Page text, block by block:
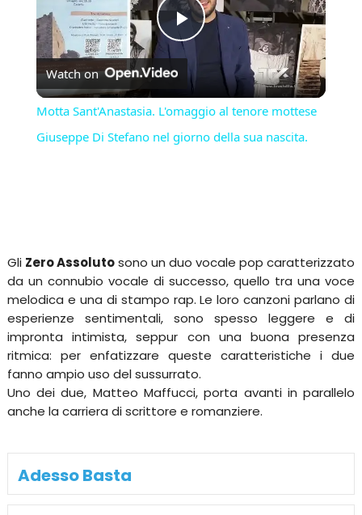
Play
Video
Watch on
Motta Sant'Anastasia. L'omaggio al tenore mottese
Giuseppe Di Stefano nel giorno della sua nascita.
Gli Zero Assolutosono un duo vocale pop caratterizzato
da un connubio vocale di successo, quello tra una voce
melodica e una di stampo rap. Le loro canzoni parlano di
esperienze sentimentali, sono spesso leggere e di
impronta intimista, seppur con una buona presenza
ritmica: per enfatizzare queste caratteristiche i due
fanno ampio uso del sussurrato.
Uno dei due, Matteo Maffucci, porta avanti in parallelo
anche la carriera di scrittore e romanziere.
Adesso Basta